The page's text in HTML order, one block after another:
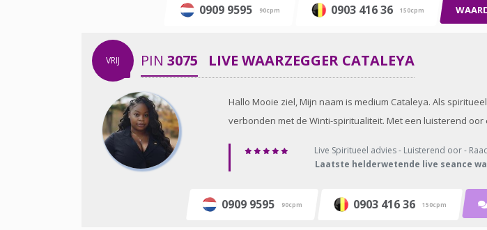
0909 9595 90cpm 0903 416 36 150cpm
VRIJ PIN 3075 LIVE WAARZEGGER CATALEYA
Hallo Mooie ziel, Mijn naam is medium Cataleya. Als
verbonden met de Winti-spiritualiteit. Met een luisterend
Live Spiritueel advies - Luisterend oor -
Laatste helderwetende live seance
0909 9595 90cpm 0903 416 36 150cpm